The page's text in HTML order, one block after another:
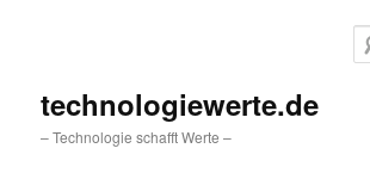
technologiewerte.de
– Technologie schafft Werte –